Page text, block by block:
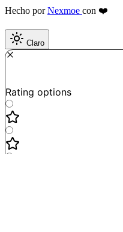
Hecho porNexmoe con ❤️
Claro
Rating options